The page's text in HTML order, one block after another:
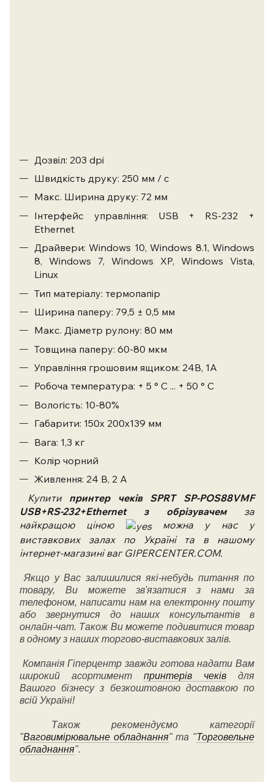
Дозвіл: 203 dpi
Швидкість друку: 250 мм / с
Макс. Ширина друку: 72 мм
Інтерфейс управління: USB + RS-232 +
Ethernet
Драйвери: Windows 10, Windows 8.1, Windows
8, Windows 7, Windows XP, Windows Vista,
Linux
Тип матеріалу: термопапір
Ширина паперу: 79,5 ± 0,5 мм
Макс. Діаметр рулону: 80 мм
Товщина паперу: 60-80 мкм
Управління грошовим ящиком: 24В, 1А
Робоча температура: + 5 ° C ... + 50 ° C
Вологість: 10-80%
Габарити: 150х 200х139 мм
Вага: 1,3 кг
Колір чорний
Живлення: 24 В, 2 А
Купити принтер чеків SPRT SP-POS88VMF
USB+RS-232+Ethernet з обрізувачем за
найкращою ціною
можна у нас у
виставкових залах по Україні та в нашому
інтернет-магазині ваг GIPERCENTER.COM.
Якщо у Вас залишилися які-небудь питання по
товару, Ви можете зв'язатися з нами за
телефоном, написати нам на електронну пошту
або звернутися до наших консультантів в
онлайн-чат. Також Ви можете подивитися товар
в одному з наших торгово-виставкових залів.
Компанія Гіперцентр завжди готова надати Вам
широкий асортимент принтерів чеків для
Вашого бізнесу з безкоштовною доставкою по
всій Україні!
Також рекомендуємо категорії
"Ваговимірювальне обладнання" та "Торговельне
обладнання".